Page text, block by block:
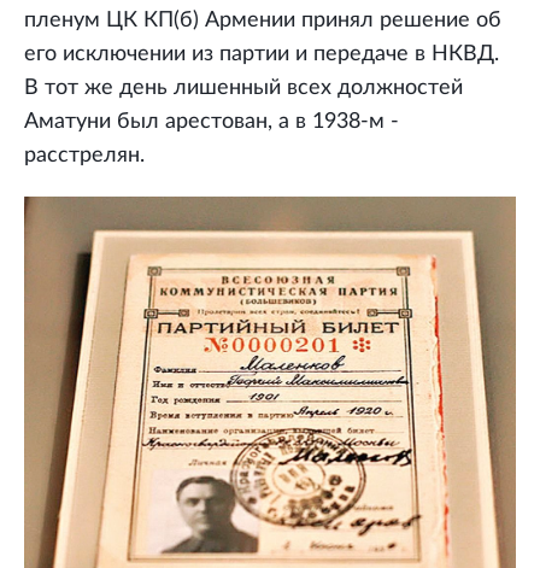
пленум ЦК КП(б) Армении принял решение об
его исключении из партии и передаче в НКВД.
В тот же день лишенный всех должностей
Аматуни был арестован, а в 1938-м -
расстрелян.